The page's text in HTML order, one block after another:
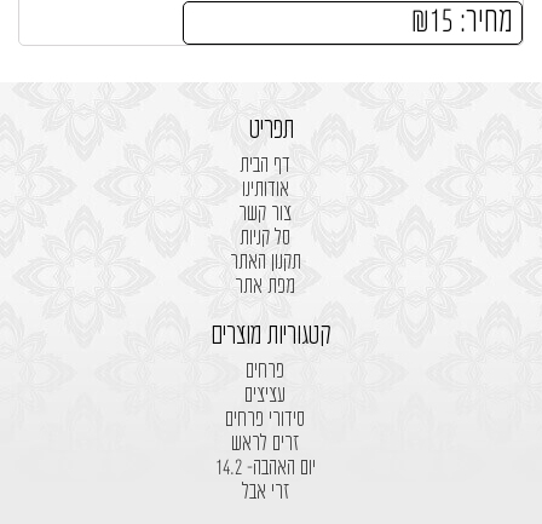
מחיר: ₪15
תפריט
דף הבית
אודותינו
צור קשר
סל קניות
תקנון האתר
מפת אתר
קטגוריות מוצרים
פרחים
עציצים
סידורי פרחים
זרים לראש
יום האהבה- 14.2
זרי אבל